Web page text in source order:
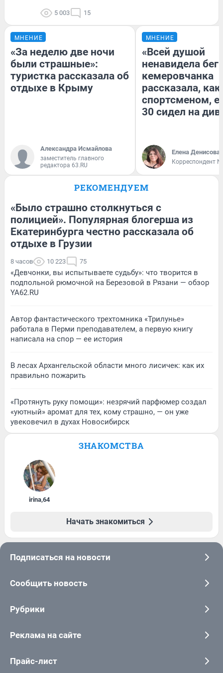
5 003 15
МНЕНИЕ
«За неделю две ночи
были страшные»:
туристка рассказала об
отдыхе в Крыму
Александра Исмайлова
заместитель главного
редактора 63.RU
МНЕНИЕ
«Всей душой
ненавидела
кемеровчанка
рассказала, как
спортсменом,
30 сидел на
Елена Денисова
Корреспондент
РЕКОМЕНДУЕМ
«Было страшно столкнуться с
полицией». Популярная блогерша из
Екатеринбурга честно рассказала об
отдыхе в Грузии
8 часов 10 223 75
«Девчонки, вы испытываете судьбу»: что творится в
подпольной рюмочной на Березовой в Рязани — обзор
YA62.RU
Автор фантастического трехтомника «Трилунье»
работала в Перми преподавателем, а первую книгу
написала на спор — ее история
В лесах Архангельской области много лисичек: как их
правильно пожарить
«Протянуть руку помощи»: незрячий парфюмер создал
«уютный» аромат для тех, кому страшно, — он уже
увековечил в духах Новосибирск
ЗНАКОМСТВА
irina,64
Начать знакомиться
Подписаться на новости
Сообщить новость
Рубрики
Реклама на сайте
Прайс-лист